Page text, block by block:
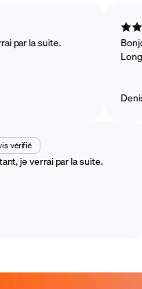
verrai par la suite.
verrai par la suite.